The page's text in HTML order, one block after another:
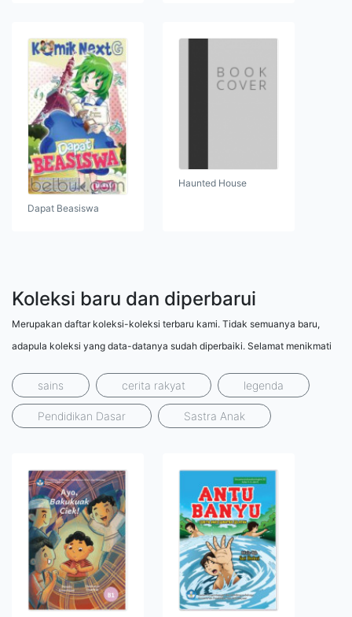
Dapat Beasiswa
Haunted House
Koleksi baru dan diperbarui
Merupakan daftar koleksi-koleksi terbaru kami. Tidak semuanya baru,
adapula koleksi yang data-datanya sudah diperbaiki. Selamat menikmati
sains cerita rakyat legenda
Pendidikan Dasar Sastra Anak